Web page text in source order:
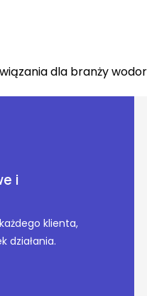
dla branży
i
klienta,
działania.